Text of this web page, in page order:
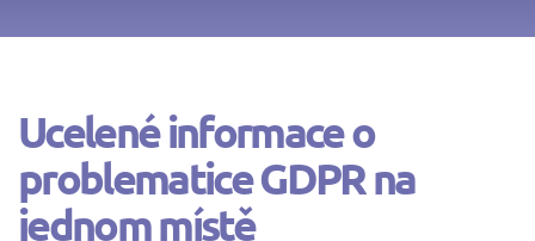
Ucelené informace o
problematice GDPR na
jednom místě